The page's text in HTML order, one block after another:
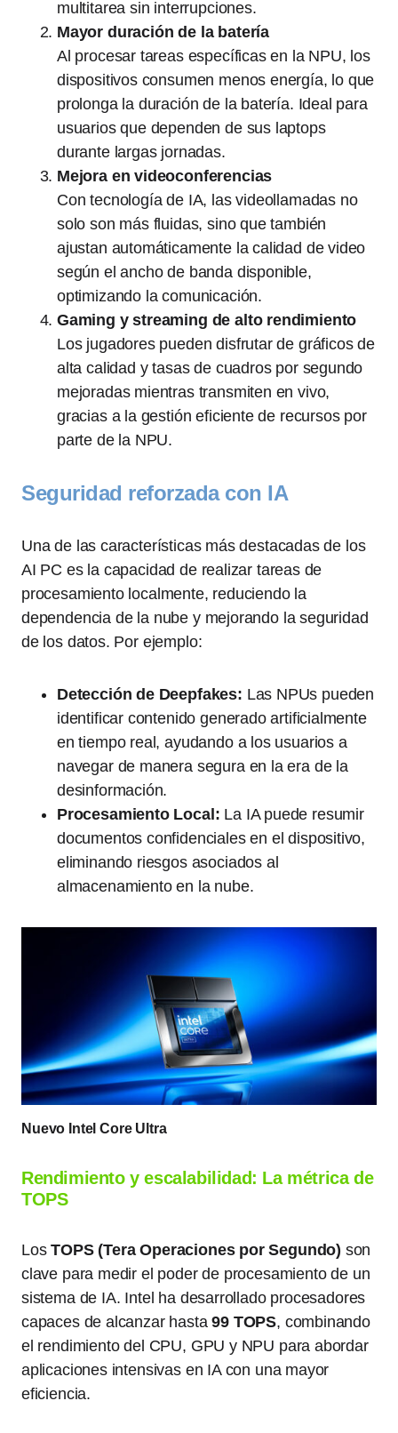
multitarea sin interrupciones.
Mayor duración de la batería
Al procesar tareas específicas en la NPU, los
dispositivos consumen menos energía, lo que
prolonga la duración de la batería. Ideal para
usuarios que dependen de sus laptops
durante largas jornadas.
Mejora en videoconferencias
Con tecnología de IA, las videollamadas no
solo son más fluidas, sino que también
ajustan automáticamente la calidad de video
según el ancho de banda disponible,
optimizando la comunicación.
Gaming y streaming de alto rendimiento
Los jugadores pueden disfrutar de gráficos de
alta calidad y tasas de cuadros por segundo
mejoradas mientras transmiten en vivo,
gracias a la gestión eficiente de recursos por
parte de la NPU.
Seguridad reforzada con IA
Una de las características más destacadas de los
AI PC es la capacidad de realizar tareas de
procesamiento localmente, reduciendo la
dependencia de la nube y mejorando la seguridad
de los datos. Por ejemplo:
Detección de Deepfakes: Las NPUs pueden
identificar contenido generado artificialmente
en tiempo real, ayudando a los usuarios a
navegar de manera segura en la era de la
desinformación.
Procesamiento Local: La IA puede resumir
documentos confidenciales en el dispositivo,
eliminando riesgos asociados al
almacenamiento en la nube.
Nuevo Intel Core Ultra
Rendimiento y escalabilidad: La métrica de
TOPS
LosTOPS (Tera Operaciones por Segundo) son
clave para medir el poder de procesamiento de un
sistema de IA. Intel ha desarrollado procesadores
capaces de alcanzar hasta99 TOPS, combinando
el rendimiento del CPU, GPU y NPU para abordar
aplicaciones intensivas en IA con una mayor
eficiencia.